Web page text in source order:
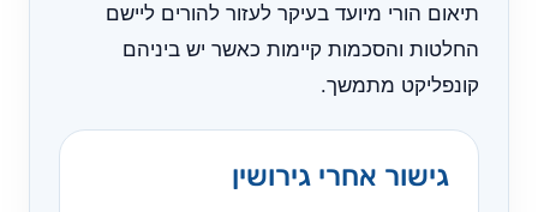
תיאום הורי מיועד בעיקר לעזור להורים ליישם
החלטות והסכמות קיימות כאשר יש ביניהם
קונפליקט מתמשך.
גישור אחרי גירושין